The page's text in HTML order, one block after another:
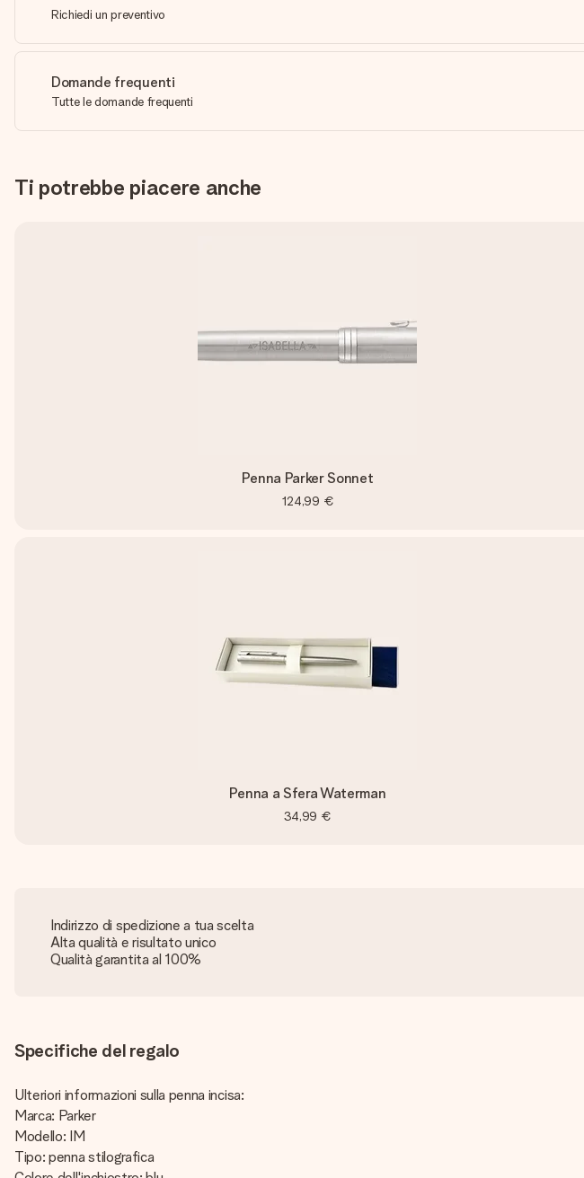
Richiedi un preventivo
Domande frequenti
Tutte le domande frequenti
Ti potrebbe piacere anche
Penna Parker Sonnet
124,99 €
Penna a Sfera Waterman
34,99 €
Indirizzo di spedizione a tua scelta
Alta qualità e risultato unico
Qualità garantita al 100%
Specifiche del regalo
Ulteriori informazioni sulla penna incisa:
Marca: Parker
Modello: IM
Tipo: penna stilografica